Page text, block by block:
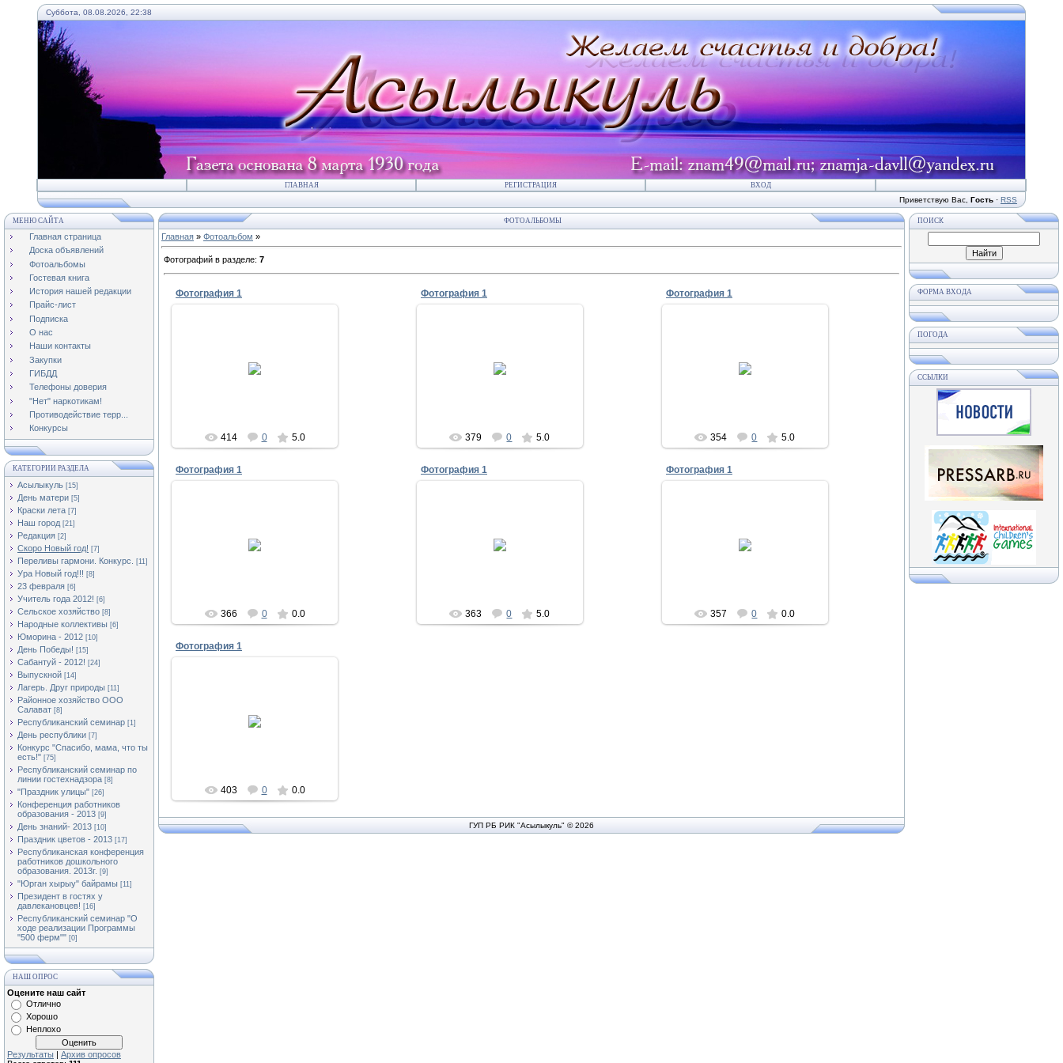
Суббота, 08.08.2026, 22:38
ГЛАВНАЯ РЕГИСТРАЦИЯ ВХОД
Приветствую Вас Гость · RSS
МЕНЮ САЙТА
Главная страница
Доска объявлений
Фотоальбомы
Гостевая книга
История нашей редакции
Прайс-лист
Подписка
О нас
Наши контакты
Закупки
ГИБДД
Телефоны доверия
"Нет" наркотикам!
Противодействие терр...
Конкурсы
КАТЕГОРИИ РАЗДЕЛА
Асылыкуль [15]
День матери [5]
Краски лета [7]
Наш город [21]
Редакция [2]
Скоро Новый год! [7]
Переливы гармони. Конкурс. [11]
Ура Новый год!!! [8]
23 февраля [6]
Учитель года 2012! [6]
Сельское хозяйство [8]
Народные коллективы [6]
Юморина - 2012 [10]
День Победы! [15]
Сабантуй - 2012! [24]
Выпускной [14]
Лагерь. Друг природы [11]
Районное хозяйство ООО
Салават [8]
Республиканский семинар [1]
День республики [7]
Конкурс "Спасибо, мама, что ты
есть!" [75]
Республиканский семинар по
линии гостехнадзора [8]
"Праздник улицы" [26]
Конференция работников
образования - 2013 [9]
День знаний- 2013 [10]
Праздник цветов - 2013 [17]
Республиканская конференция
работников дошкольного
образования. 2013г. [9]
"Юрган хырыу" байрамы [11]
Президент в гостях у
давлекановцев! [16]
Республиканский семинар "О
ходе реализации Программы
"500 ферм"" [0]
НАШ ОПРОС
Оцените наш сайт
Отлично
Хорошо
Неплохо
Результаты | Архив опросов
ФОТОАЛЬБОМЫ
Главная » Фотоальбом »
Фотографий в разделе: 7
Фотография 1
414 0 5.0
Фотография 1
379 0 5.0
Фотография 1
354 0 5.0
Фотография 1
366 0 0.0
Фотография 1
363 0 5.0
Фотография 1
357 0 0.0
Фотография 1
403 0 0.0
ГУП РБ РИК "Асылыкуль" © 2026
ПОИСК
ФОРМА ВХОДА
ПОГОДА
ССЫЛКИ